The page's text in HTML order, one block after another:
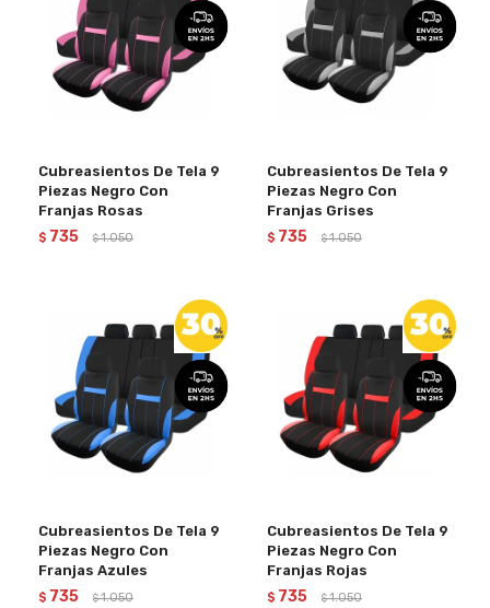
Cubreasientos De Tela 9
Piezas Negro Con
Franjas Rosas
$ 735 $ 1.050
Cubreasientos De Tela 9
Piezas Negro Con
Franjas Grises
$ 735 $ 1.050
Cubreasientos De Tela 9
Piezas Negro Con
Franjas Azules
$ 735 $ 1.050
Cubreasientos De Tela 9
Piezas Negro Con
Franjas Rojas
$ 735 $ 1.050